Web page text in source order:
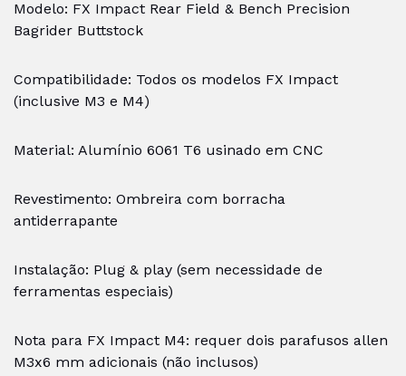
Modelo: FX Impact Rear Field & Bench Precision
Bagrider Buttstock
Compatibilidade: Todos os modelos FX Impact
(inclusive M3 e M4)
Material: Alumínio 6061 T6 usinado em CNC
Revestimento: Ombreira com borracha
antiderrapante
Instalação: Plug & play (sem necessidade de
ferramentas especiais)
Nota para FX Impact M4: requer dois parafusos allen
M3x6 mm adicionais (não inclusos)